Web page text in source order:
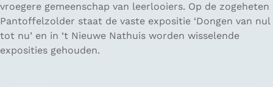
vroegere gemeenschap van leerlooiers. Op de zogeheten
Pantoffelzolder staat de vaste expositie ‘Dongen van nul
tot nu’ en in ‘t Nieuwe Nathuis worden wisselende
exposities gehouden.